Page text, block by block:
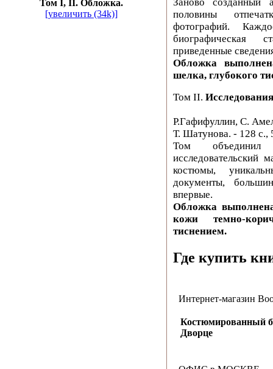
Том I, II. Обложка.
[увеличить (34k)]
половины
фотографий.
биографическая
приведенные
Обложка
шелка, глубокого
Том II.
Р.Гафифуллин, С.
Т. Шатунова. - 128 с.,
Том объединил
исследовательский
костюмы,
документы,
впервые.
Обложка
кожи темно-
тиснением.
Где купить
Интернет-магазин
Костюмированный
Дворце